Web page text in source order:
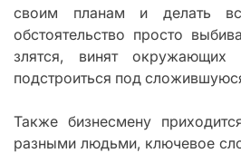
своим планам и делать
обстоятельство просто
злятся, винят
подстроиться под
Также бизнесмену
разными людьми, ключевое